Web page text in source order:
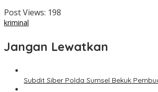
Post Views: 198
kriminal
Jangan Lewatkan
Subdit Siber Polda Sumsel Bekuk